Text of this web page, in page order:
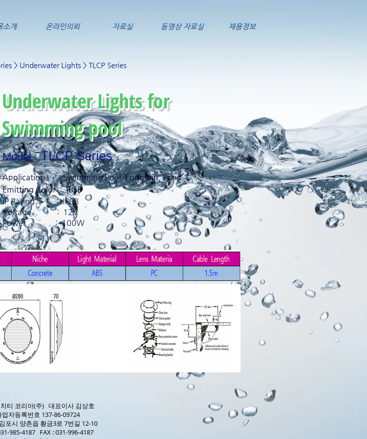
소개 온라인의뢰 자료실 동영상 자료실 채용정보
> Underwater Lights > TLCP Series
Underwater Lights for
Swimming pool
Model :TLCP Series
Application : Swimming Pool, Fountain, Pond
Emitting Color : RGB
IP Rating : IP68
Voltage : 12V
Power : 100W
티 코리아(주) 대표이사 김상호
업자등록번호 137-86-09724
포시 양촌읍 황금3로 7번길 12-10
985-4187 FAX : 031-996-4187